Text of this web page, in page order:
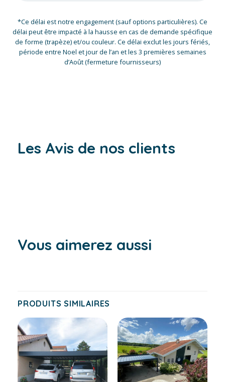
*Ce délai est notre engagement (sauf options particulières). Ce
délai peut être impacté à la hausse en cas de demande spécifique
de forme (trapèze) et/ou couleur. Ce délai exclut les jours fériés,
période entre Noel et jour de l’an et les 3 premières semaines
d’Août (fermeture fournisseurs)
Les Avis de nos clients
Vous aimerez aussi
PRODUITS SIMILAIRES